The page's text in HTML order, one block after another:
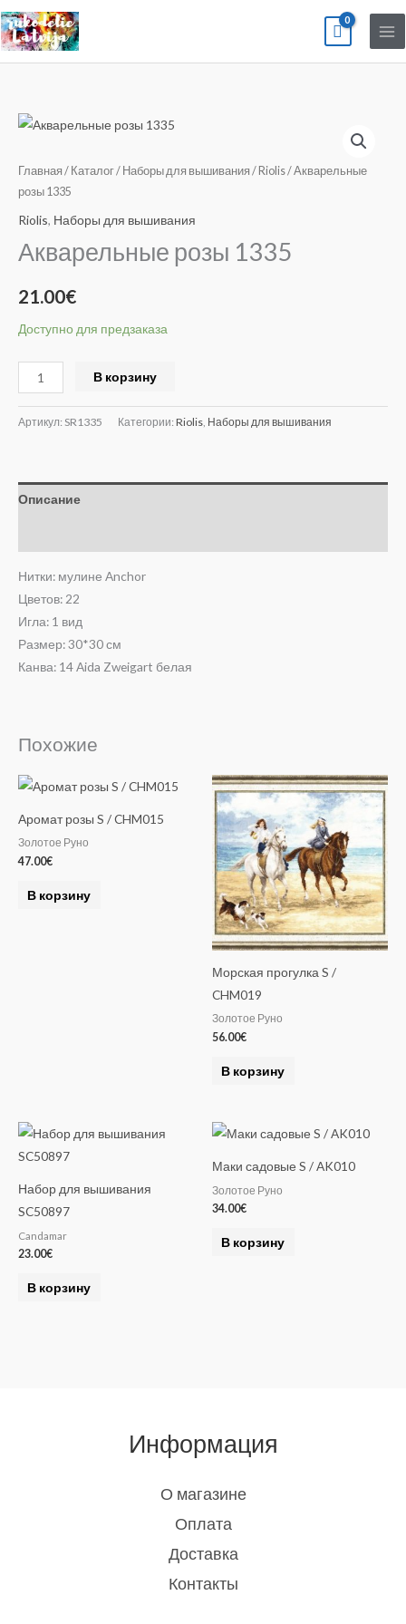
Перейти
к
содержимому
Главная / Каталог/ Наборы для вышивания / Riolis/ Акварельные
розы 1335
Riolis, Наборы для вышивания
Акварельные розы 1335
21.00€
Доступно для предзаказа
Количество
Акварельные
розы
1335
В корзину
Артикул: SR1335 Категории: Riolis Наборы для вышивания
Описание
Нитки: мулине Anchor
Цветов: 22
Игла: 1 вид
Размер: 30*30 см
Канва: 14 Aida Zweigart белая
Похожие
Аромат розы S / CHM015
Золотое Руно
47.00€
В корзину
Морская прогулка S /
CHM019
Золотое Руно
56.00€
В корзину
Набор для вышивания
SC50897
Candamar
23.00€
В корзину
Маки садовые S / AK010
Золотое Руно
34.00€
В корзину
Информация
О магазине
Оплата
Доставка
Контакты